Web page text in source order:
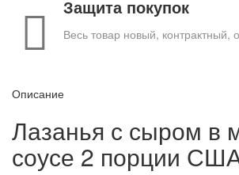
Защита покупок
Весь товар новый, контрактный,
Описание
Лазанья с сыром в
соусе 2 порции